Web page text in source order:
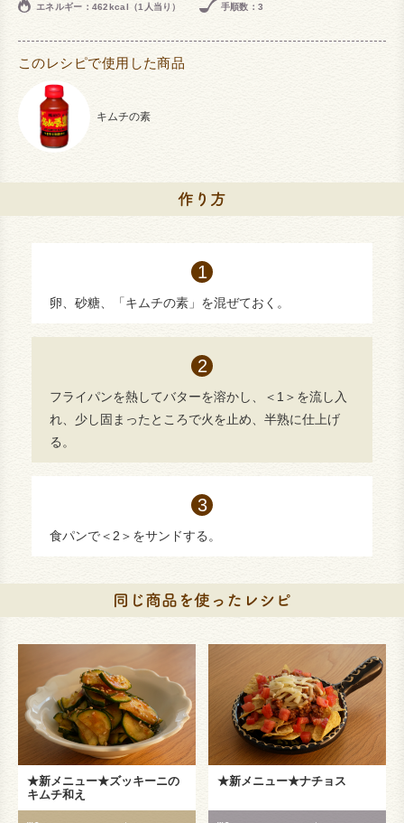
エネルギー：462kcal（1人当り） 手順数：3
このレシピで使用した商品
キムチの素
卵、砂糖、「キムチの素」を混ぜておく。
フライパンを熱してバターを溶かし、＜1＞を流し入
れ、少し固まったところで火を止め、半熟に仕上げ
る。
食パンで＜2＞をサンドする。
★新メニュー★ズッキーニの
キムチ和え
★新メニュー★ナチョス